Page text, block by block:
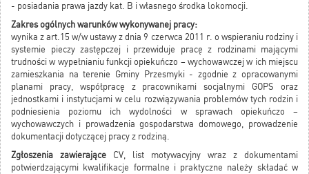
- posiadania prawa jazdy kat. B i własnego środka lokomocji.
Zakres ogólnych warunków wykonywanej pracy:
wynika z art.15 w/w ustawy z dnia 9 czerwca 2011 r. o wspieraniu rodziny i
systemie pieczy zastępczej i przewiduje pracę z rodzinami mającymi
trudności w wypełnianiu funkcji opiekuńczo – wychowawczej w ich miejscu
zamieszkania na terenie Gminy Przesmyki - zgodnie z opracowanymi
planami pracy, współpracę z pracownikami socjalnymi GOPS oraz
jednostkami i instytucjami w celu rozwiązywania problemów tych rodzin i
podniesienia poziomu ich wydolności w sprawach opiekuńczo –
wychowawczych i prowadzenia gospodarstwa domowego, prowadzenie
dokumentacji dotyczącej pracy z rodziną.
Zgłoszenia zawierające CV, list motywacyjny wraz z dokumentami
potwierdzającymi kwalifikacje formalne i praktyczne należy składać w